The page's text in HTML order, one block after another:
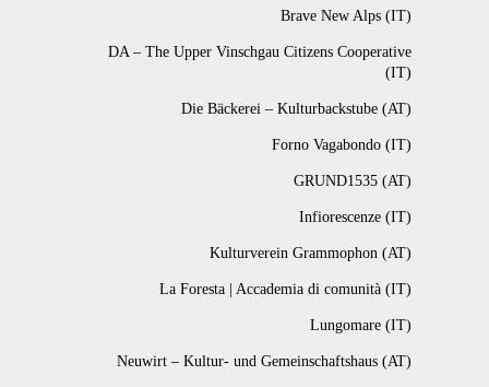
Brave New Alps (IT)
DA – The Upper Vinschgau Citizens Cooperative
(IT)
Die Bäckerei – Kulturbackstube (AT)
Forno Vagabondo (IT)
GRUND1535 (AT)
Infiorescenze (IT)
Kulturverein Grammophon (AT)
La Foresta | Accademia di comunità (IT)
Lungomare (IT)
Neuwirt – Kultur- und Gemeinschaftshaus (AT)